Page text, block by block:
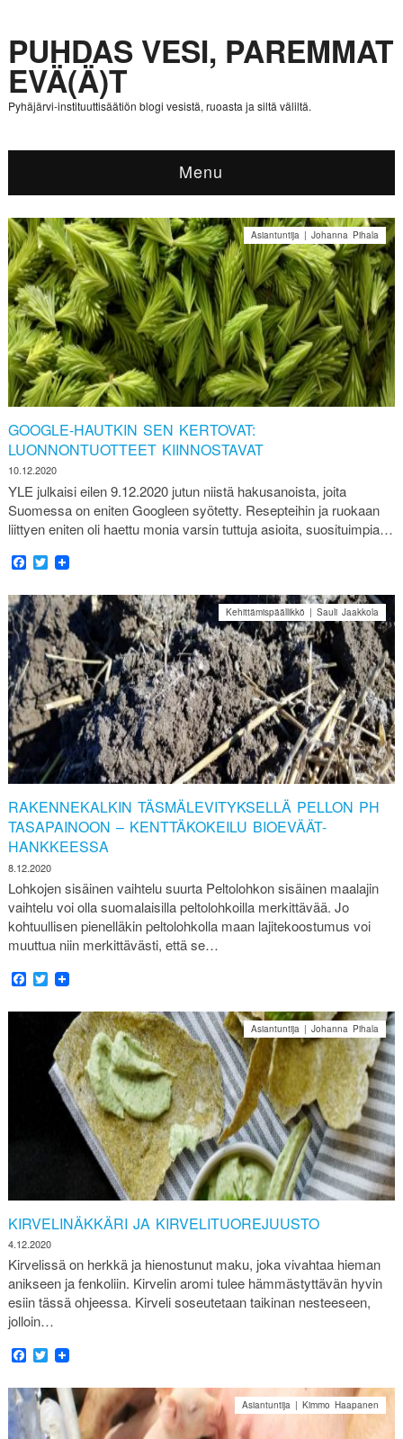
PUHDAS VESI, PAREMMAT
EVÄ(Ä)T
Pyhäjärvi-instituuttisäätiön blogi vesistä, ruoasta ja siltä väliltä.
Menu
GOOGLE-HAUTKIN SEN KERTOVAT:
LUONNONTUOTTEET KIINNOSTAVAT
10.12.2020
Asiantuntija | Johanna Pihala
YLE julkaisi eilen 9.12.2020 jutun niistä hakusanoista, joita
Suomessa on eniten Googleen syötetty. Resepteihin ja ruokaan
liittyen eniten oli haettu monia varsin tuttuja asioita, suosituimpia…
Facebook
Twitter
RAKENNEKALKIN TÄSMÄLEVITYKSELLÄ PELLON PH
TASAPAINOON – KENTTÄKOKEILU BIOEVÄÄT-
HANKKEESSA
8.12.2020
Kehittämispäällikkö | Sauli Jaakkola
Lohkojen sisäinen vaihtelu suurta Peltolohkon sisäinen maalajin
vaihtelu voi olla suomalaisilla peltolohkoilla merkittävää. Jo
kohtuullisen pienelläkin peltolohkolla maan lajitekoostumus voi
muuttua niin merkittävästi, että se…
Facebook
Twitter
KIRVELINÄKKÄRI JA KIRVELITUOREJUUSTO
4.12.2020
Asiantuntija | Johanna Pihala
Kirvelissä on herkkä ja hienostunut maku, joka vivahtaa hieman
anikseen ja fenkoliin. Kirvelin aromi tulee hämmästyttävän hyvin
esiin tässä ohjeessa. Kirveli soseutetaan taikinan nesteeseen,
jolloin…
Facebook
Twitter
Asiantuntija | Kimmo Haapanen